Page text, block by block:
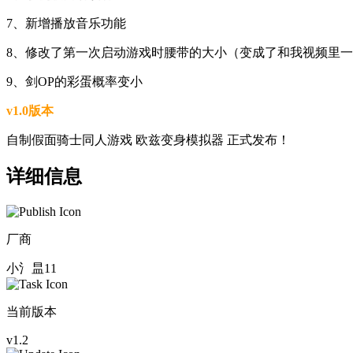
7、新增播放音乐功能
8、修改了第一次启动游戏时腰带的大小（变成了和我视频里一
9、剑OP的彩蛋概率变小
v1.0版本
自制假面骑士同人游戏 欧兹变身模拟器 正式发布！
详细信息
厂商
小氵昷11
当前版本
v1.2